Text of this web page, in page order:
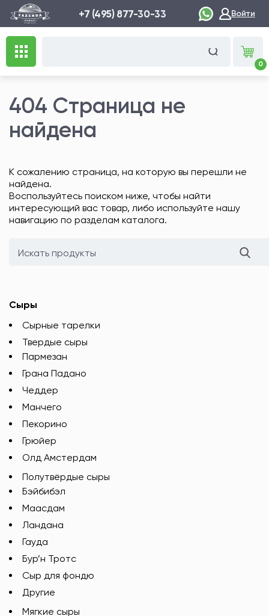
+7 (495) 877-30-33 Войти
0
404 Страница не
найдена
К сожалению страница, на которую вы перешли не
найдена.
Воспользуйтесь поиском ниже, чтобы найти
интересующий вас товар, либо используйте нашу
навигацию по разделам каталога.
Сыры
Сырные тарелки
Твердые сыры
Пармезан
Грана Падано
Чеддер
Манчего
Пекорино
Грюйер
Олд Амстердам
Полутвёрдые сыры
Бэйбибэл
Маасдам
Ландана
Гауда
Бур’н Тротс
Сыр для фондю
Другие
Мягкие сыры